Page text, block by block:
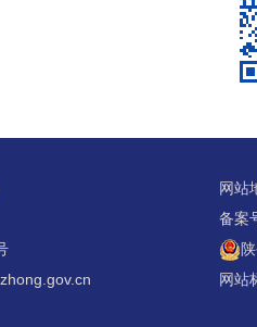
网站
备案
网站